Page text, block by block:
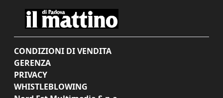
CONDIZIONI DI VENDITA
GERENZA
PRIVACY
WHISTLEBLOWING